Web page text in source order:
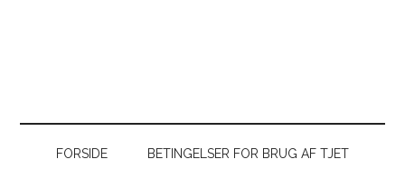
FORSIDE BETINGELSER FOR BRUG AF TJET